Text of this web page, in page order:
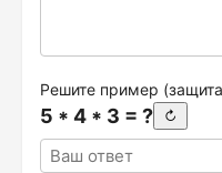
Решите пример (защита
5 * 4 * 3 = ? ↻